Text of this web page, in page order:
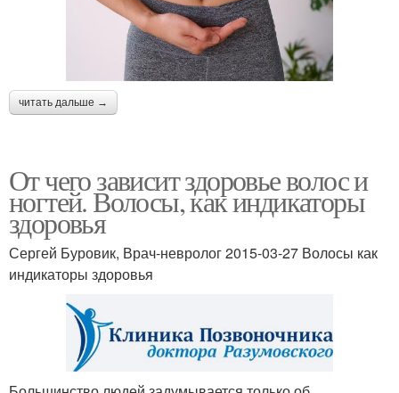
читать дальше →
От чего зависит здоровье волос и
ногтей. Волосы, как индикаторы
здоровья
Сергей Буровик, Врач-невролог 2015-03-27 Волосы как
индикаторы здоровья